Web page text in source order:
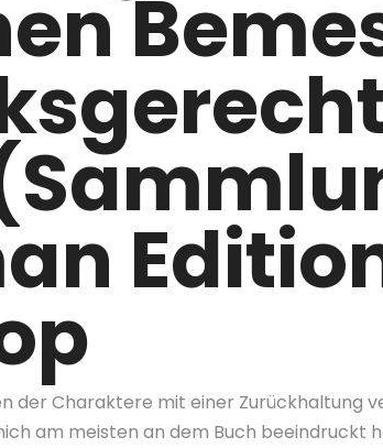
der Charaktere mit einer Zurückhaltung
am meisten an dem Buch beeindruckt